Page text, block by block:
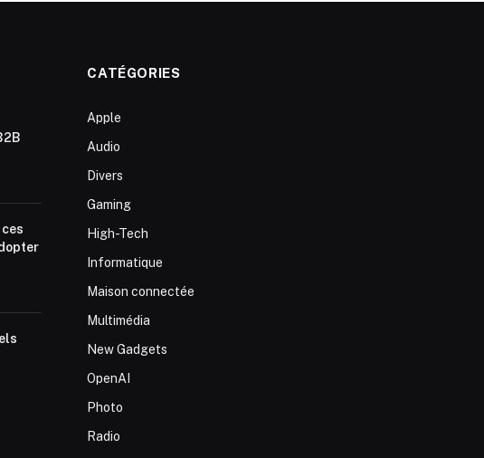
CATÉGORIES
Apple
Audio
Divers
Gaming
High-Tech
Informatique
Maison connectée
Multimédia
New Gadgets
OpenAI
Photo
Radio